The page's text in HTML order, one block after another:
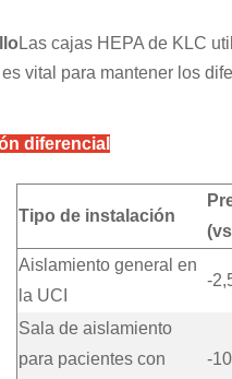
Las cajas HEPA de KLC
vital para mantener los
diferencial
Tipo de instalación
Aislamiento general en
la UCI
-
Sala de aislamiento
para pacientes con
-